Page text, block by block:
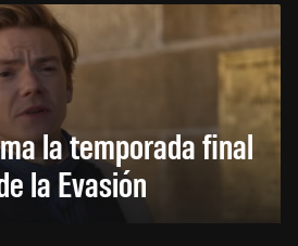
la temporada final
la Evasión